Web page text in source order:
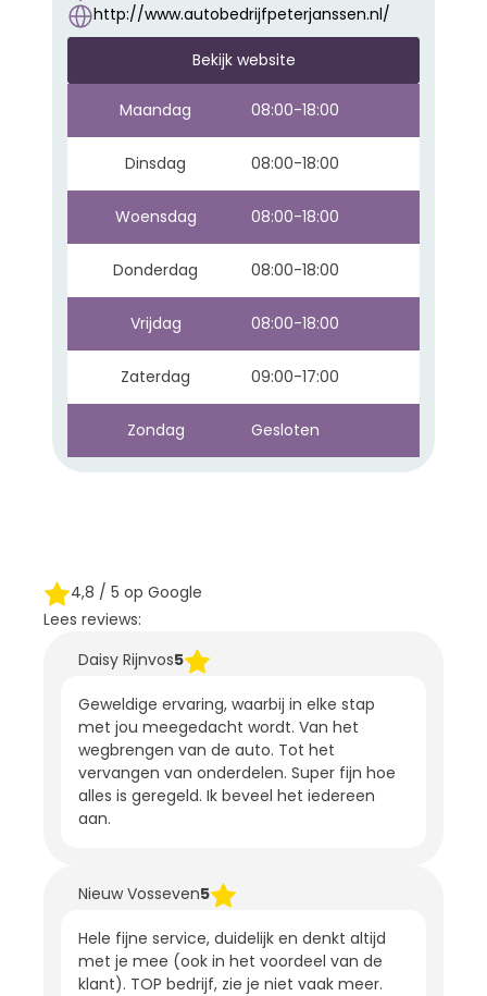
http://www.autobedrijfpeterjanssen.nl/
Bekijk website
Maandag 08:00-18:00
Dinsdag 08:00-18:00
Woensdag 08:00-18:00
Donderdag 08:00-18:00
Vrijdag 08:00-18:00
Zaterdag 09:00-17:00
Zondag Gesloten
4,8 / 5 op Google
Lees reviews:
Daisy Rijnvos5
Geweldige ervaring, waarbij in elke stap
met jou meegedacht wordt. Van het
wegbrengen van de auto. Tot het
vervangen van onderdelen. Super fijn hoe
alles is geregeld. Ik beveel het iedereen
aan.
Nieuw Vosseven5
Hele fijne service, duidelijk en denkt altijd
met je mee (ook in het voordeel van de
klant). TOP bedrijf, zie je niet vaak meer.